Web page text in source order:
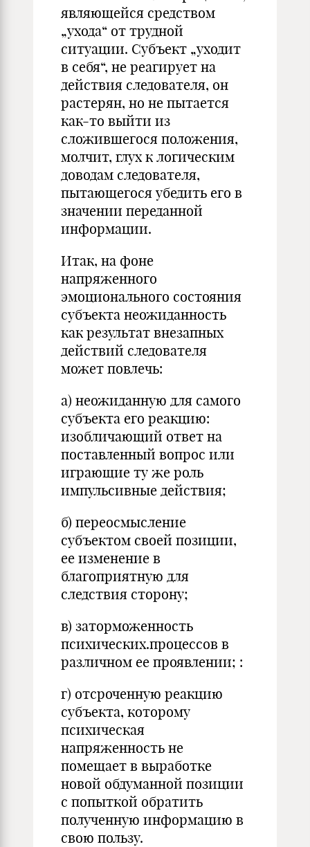
являющейся средством
„ухода“ от трудной
ситуации. Субъект „уходит
в себя“, не реагирует на
действия следователя, он
растерян, но не пытается
как-то выйти из
сложившегося положения,
молчит, глух к логическим
доводам следователя,
пытающегося убедить его в
значении переданной
информации.
Итак, на фоне
напряженного
эмоционального состояния
субъекта неожиданность
как результат внезапных
действий следователя
может повлечь:
а) неожиданную для самого
субъекта его реакцию:
изобличающий ответ на
поставленный вопрос или
играющие ту же роль
импульсивные действия;
б) переосмысление
субъектом своей позиции,
ее изменение в
благоприятную для
следствия сторону;
в) заторможенность
психических.процессов в
различном ее проявлении; :
г) отсроченную реакцию
субъекта, которому
психическая
напряженность не
помещает в выработке
новой обдуманной позиции
с попыткой обратить
полученную информацию в
свою пользу.